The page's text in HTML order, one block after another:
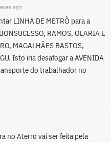
ago
LINHA DE METRÕ para a
RAMOS, OLARIA E
MAGALHÃES BASTOS,
Isto iria desafogar a AVENIDA
do trabalhador no
no Aterro vai ser feita pela